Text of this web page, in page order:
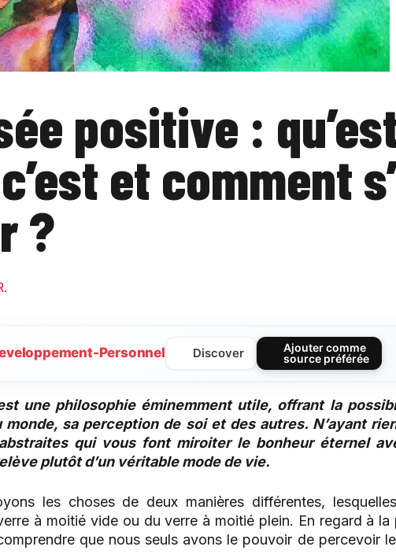
positive :
et comment
?
Personnel Discover
Ajouter comme
source préférée
une philosophie éminemment utile, offrant la
sa perception de soi et des autres. N’ayant
qui vous font miroiter le bonheur éternel
plutôt d’un véritable mode de vie.
les choses de deux manières différentes,
à moitié vide ou du verre à moitié plein. En regard à la
que nous seuls avons le pouvoir de percevoir